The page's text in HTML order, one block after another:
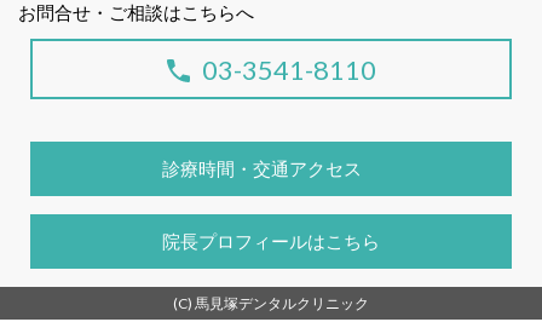
お問合せ・ご相談はこちらへ
03-3541-8110
診療時間・交通アクセス
院長プロフィールはこちら
(C) 馬見塚デンタルクリニック